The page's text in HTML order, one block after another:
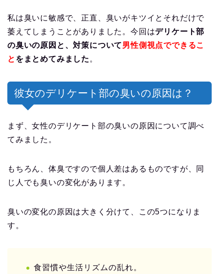
私は臭いに敏感で、正直、臭いがキツイとそれだけで
萎えてしまうことがありました。今回はデリケート部
の臭いの原因と、対策について男性側視点でできるこ
と をまとめてみました 。
彼女のデリケート部の臭いの原因は？
まず、女性のデリケート部の臭いの原因について調べ
てみました。
もちろん、体臭ですので個人差はあるものですが、同
じ人でも臭いの変化があります。
臭いの変化の原因は大きく分けて、この5つになりま
す。
食習慣や生活リズムの乱れ。